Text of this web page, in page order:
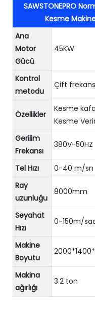
SAWSTONEPRO
Kesme
Ana
Motor
Gücü
45KW
Kontrol
metodu
Çift
Özellikler
Kesme
Kesme
Gerilim
Frekansı
380V-50HZ
Tel Hızı
0-40 m/sn
Ray
uzunluğu
8000mm
Seyahat
Hızı
0-150m/
Makine
Boyutu
Makina
ağırlığı
3.2 ton